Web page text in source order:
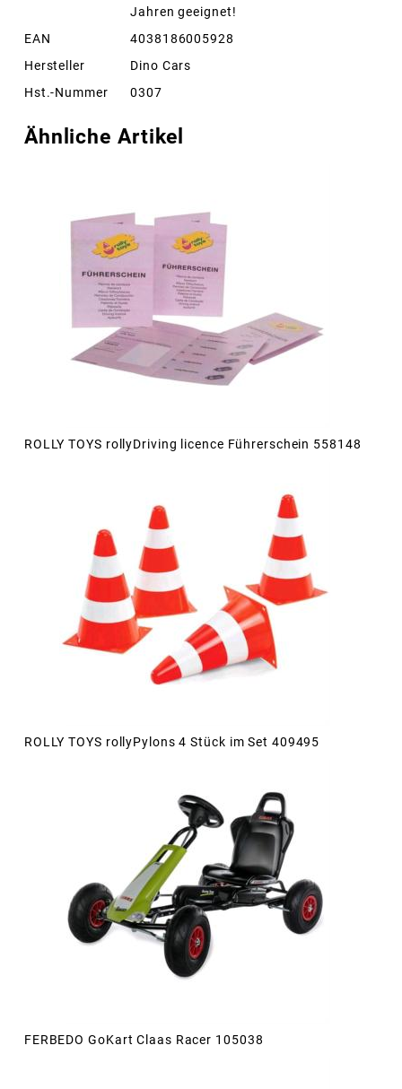
Jahren geeignet!
EAN
4038186005928
Hersteller
Dino Cars
Hst.-Nummer
0307
Ähnliche Artikel
ROLLY TOYS rollyDriving licence Führerschein 558148
ROLLY TOYS rollyPylons 4 Stück im Set 409495
FERBEDO GoKart Claas Racer 105038